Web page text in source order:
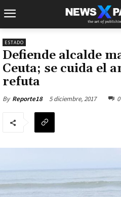
ESTADO
Defiende alcalde
Ceuta; se cuida el
refuta
By Reporte18 5 diciembre, 2017 0